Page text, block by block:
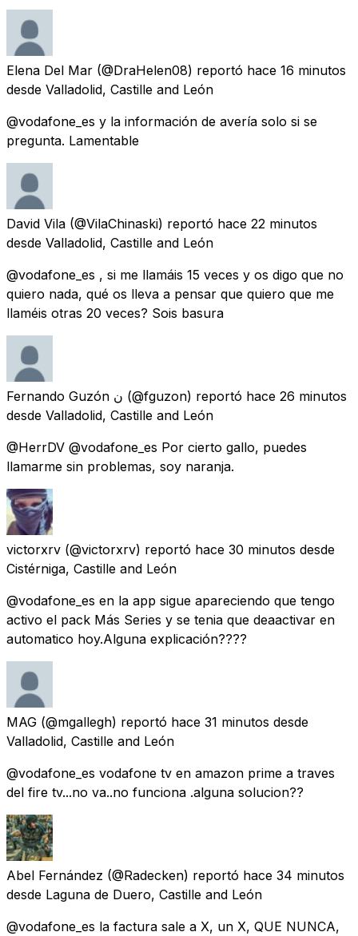
Elena Del Mar (@DraHelen08) reportó hace 16 minutos
desde Valladolid, Castille and León
@vodafone_es y la información de avería solo si se
pregunta. Lamentable
David Vila (@VilaChinaski) reportó hace 22 minutos
desde Valladolid, Castille and León
@vodafone_es , si me llamáis 15 veces y os digo que no
quiero nada, qué os lleva a pensar que quiero que me
llaméis otras 20 veces? Sois basura
Fernando Guzón ‏ن (@fguzon) reportó hace 26 minutos
desde Valladolid, Castille and León
@HerrDV @vodafone_es Por cierto gallo, puedes
llamarme sin problemas, soy naranja.
victorxrv (@victorxrv) reportó hace 30 minutos desde
Cistérniga, Castille and León
@vodafone_es en la app sigue apareciendo que tengo
activo el pack Más Series y se tenia que deaactivar en
automatico hoy.Alguna explicación????
MAG (@mgallegh) reportó hace 31 minutos desde
Valladolid, Castille and León
@vodafone_es vodafone tv en amazon prime a traves
del fire tv...no va..no funciona .alguna solucion??
Abel Fernández (@Radecken) reportó hace 34 minutos
desde Laguna de Duero, Castille and León
@vodafone_es la factura sale a X, un X, QUE NUNCA,